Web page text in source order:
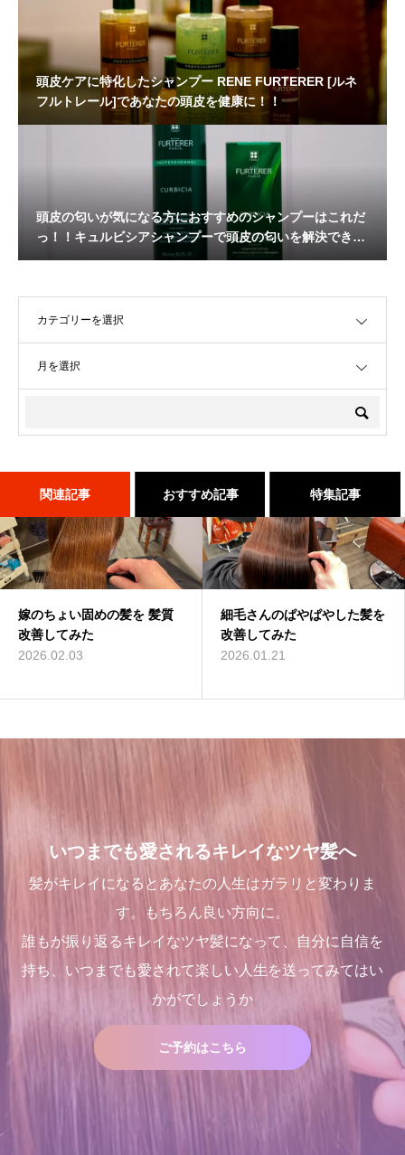
頭皮ケアに特化したシャンプー RENE FURTERER [ルネ
フルトレール]であなたの頭皮を健康に！！
頭皮の匂いが気になる方におすすめのシャンプーはこれだ
っ！！キュルビシアシャンプーで頭皮の匂いを解決できま
関連記事 おすすめ記事 特集記事
嫁のちょい固めの髪を 髪質
改善してみた
2026.02.03
細毛さんのぱやぱやした髪を
改善してみた
2026.01.21
店継いでくれる人探していま
す
2025.12.11
これで完璧!!今風な髪型のハ
イライトはこう入れるべし
2018.09.04
三沢市で唯一あなたの髪が綺
麗になる美容室シャンデリラ
で、いつまでも愛される綺麗
髪が綺麗になった後の素晴ら
しい世界と、シャンデリラの
理念
いつまでも愛されるキレイなツヤ髪へ
髪がキレイになるとあなたの人生はガラリと変わりま
す。もちろん良い方向に。
誰もが振り返るキレイなツヤ髪になって、自分に自信を
持ち、いつまでも愛されて楽しい人生を送ってみてはい
かがでしょうか
ご予約はこちら